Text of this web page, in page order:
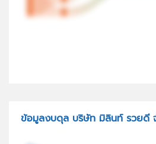
ข้อมูลงบดุล บริษัท มิลินท์ รวยดี